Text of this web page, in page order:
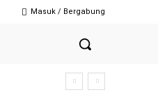
Masuk / Bergabung